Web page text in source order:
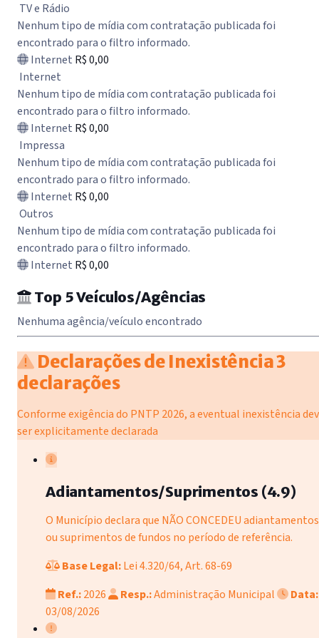
TV e Rádio
Nenhum tipo de mídia com contratação publicada foi
encontrado para o filtro informado.
Internet R$ 0,00
Internet
Nenhum tipo de mídia com contratação publicada foi
encontrado para o filtro informado.
Internet R$ 0,00
Impressa
Nenhum tipo de mídia com contratação publicada foi
encontrado para o filtro informado.
Internet R$ 0,00
Outros
Nenhum tipo de mídia com contratação publicada foi
encontrado para o filtro informado.
Internet R$ 0,00
Top 5 Veículos/Agências
Nenhuma agência/veículo encontrado
Declarações de Inexistência3
declarações
Conforme exigência do PNTP 2026, a eventual inexistência
ser explicitamente declarada
Adiantamentos/Suprimentos (4.9)
O Município declara que NÃO CONCEDEU adiantamentos
ou suprimentos de fundos no período de referência.
Base Legal:Lei 4.320/64, Art. 68-69
Ref.:2026 Resp.:Administração Municipal
Data:
03/08/2026